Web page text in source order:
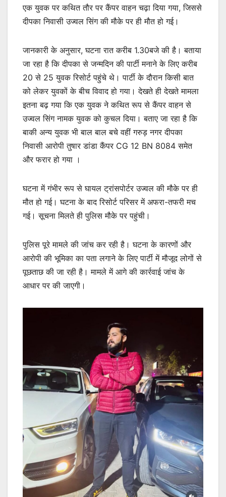
एक युवक पर कथित तौर पर कैंपर वाहन चढ़ा दिया गया, जिससे
दीपका निवासी उज्वल सिंग की मौके पर ही मौत हो गई।
जानकारी के अनुसार, घटना रात करीब 1.30बजे की है। बताया
जा रहा है कि दीपका से जन्मदिन की पार्टी मनाने के लिए करीब
20 से 25 युवक रिसोर्ट पहुंचे थे। पार्टी के दौरान किसी बात
को लेकर युवकों के बीच विवाद हो गया। देखते ही देखते मामला
इतना बढ़ गया कि एक युवक ने कथित रूप से कैंपर वाहन से
उज्वल सिंग नामक युवक को कुचल दिया। बताए जा रहा है कि
बाकी अन्य युवक भी बाल बाल बचे वहीं गरुड़ नगर दीपका
निवासी आरोपी तुषार डांडा कैंपर CG 12 BN 8084 समेत
और फरार हो गया ।
घटना में गंभीर रूप से घायल ट्रांसपोर्टर उज्वल की मौके पर ही
मौत हो गई। घटना के बाद रिसोर्ट परिसर में अफरा-तफरी मच
गई। सूचना मिलते ही पुलिस मौके पर पहुंची।
पुलिस पूरे मामले की जांच कर रही है। घटना के कारणों और
आरोपी की भूमिका का पता लगाने के लिए पार्टी में मौजूद लोगों से
पूछताछ की जा रही है। मामले में आगे की कार्रवाई जांच के
आधार पर की जाएगी।